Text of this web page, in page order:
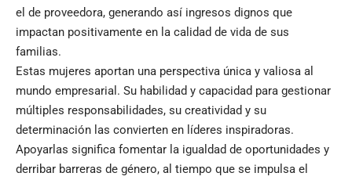
el de proveedora, generando así ingresos dignos que
impactan positivamente en la calidad de vida de sus
familias.
Estas mujeres aportan una perspectiva única y valiosa al
mundo empresarial. Su habilidad y capacidad para gestionar
múltiples responsabilidades, su creatividad y su
determinación las convierten en líderes inspiradoras.
Apoyarlas significa fomentar la igualdad de oportunidades y
derribar barreras de género, al tiempo que se impulsa el